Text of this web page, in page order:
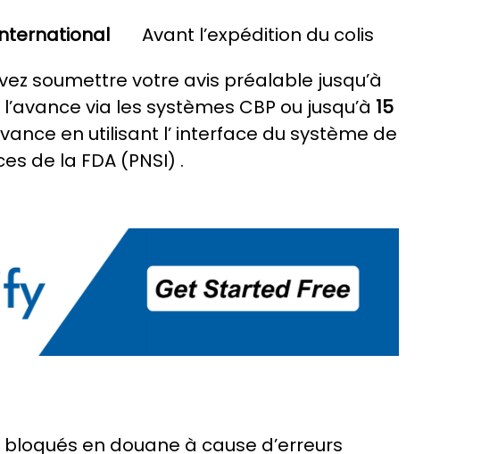
Avant l’expédition du colis
soumettre votre avis préalable jusqu’à
via les systèmes CBP ou jusqu’à 15
en utilisant l’ interface du système de
de la FDA (PNSI) .
en douane à cause d’erreurs